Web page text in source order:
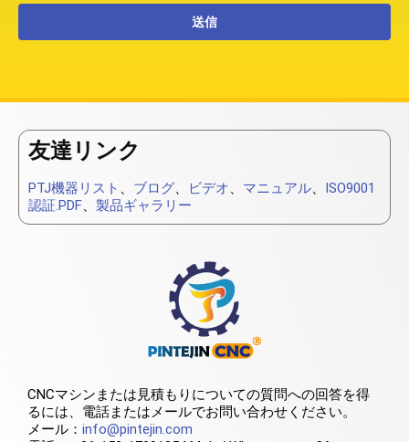
友達リンク
PTJ機器リスト 、 ブログ、 ビデオ、 マニュアル、 ISO9001
認証.PDF、 製品ギャラリー
CNCマシンまたは見積もりについての質問への回答を得
るには、電話またはメールでお問い合わせください。
メール： info@pintejin.com